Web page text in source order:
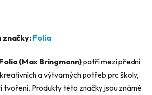
značky:Folia
Folia (Max Bringmann)patří mezi přední
a výtvarných potřeb pro školy,
tvoření. Produkty této značky jsou známé